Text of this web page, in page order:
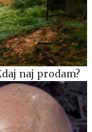
naj prodam?